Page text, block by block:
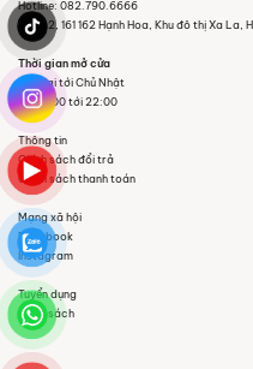
Thông tin
Chính sách đổi trả
Chính sách thanh toán
Thời gian mở cửa
Thứ Hai tới Chủ Nhật
Từ 09:00 tới 22:00
Hotline: 082.790.6666
Tầng 2, 161 162 Hạnh Hoa, Khu đô thị Xa La,
Mạng xã hội
Facebook
Instagram
Tuyển dụng
Danh sách